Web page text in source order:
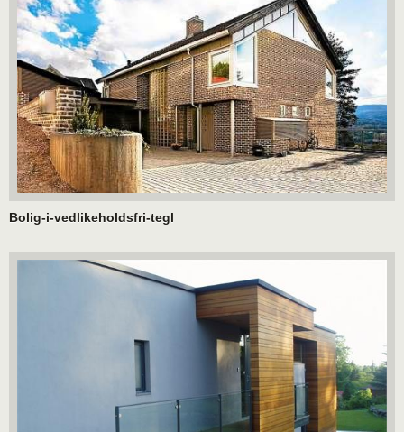
Bolig-i-vedlikeholdsfri-tegl